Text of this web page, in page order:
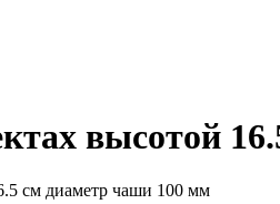
высотой
см диаметр чаши 100 мм